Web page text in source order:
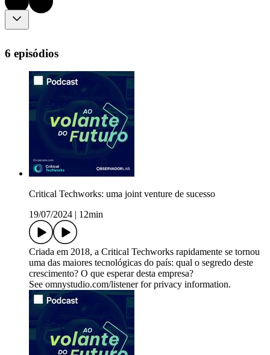
6 episódios
Critical Techworks: uma joint venture de sucesso
19/07/2024
12min
Criada em 2018, a Critical Techworks rapidamente se tornou
uma das maiores tecnológicas do país: qual o segredo deste
crescimento? O que esperar desta empresa?
See omnystudio.com/listener for privacy information.